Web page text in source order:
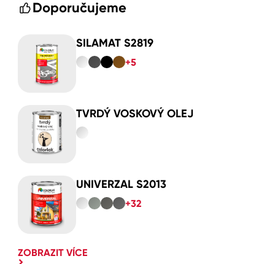
Doporučujeme
SILAMAT S2819
+5
TVRDÝ VOSKOVÝ OLEJ
UNIVERZAL S2013
+32
ZOBRAZIT VÍCE